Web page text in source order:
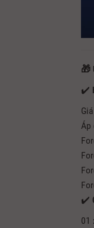
🎁
✔️
Áp
✔️
01